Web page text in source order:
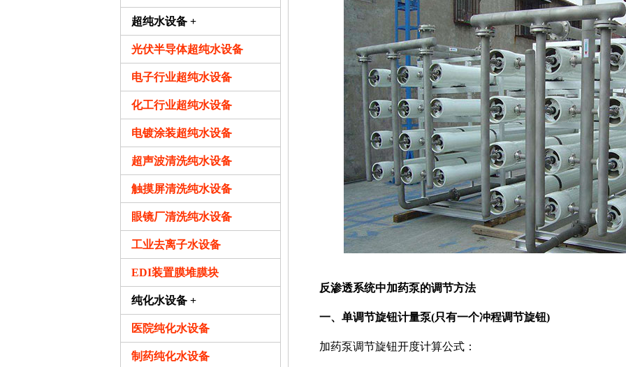
反渗透系统中加药泵的调节方法
一、单调节旋钮计量泵(只有一个冲程调节旋钮)
加药泵调节旋钮开度计算公式：
超纯水设备 +
光伏半导体超纯水设备
电子行业超纯水设备
化工行业超纯水设备
电镀涂装超纯水设备
超声波清洗纯水设备
触摸屏清洗纯水设备
眼镜厂清洗纯水设备
工业去离子水设备
EDI装置膜堆膜块
纯化水设备 +
医院纯化水设备
制药纯化水设备